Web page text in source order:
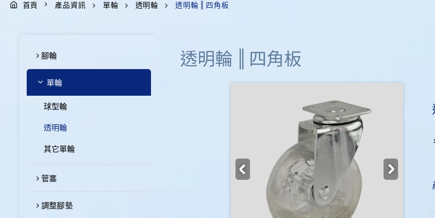
首頁 產品資訊 單輪 透明輪 透明輪 ‖ 四角板
腳輪
單輪
球型輪
透明輪
其它單輪
管塞
調整腳墊
透明輪 ‖ 四角板